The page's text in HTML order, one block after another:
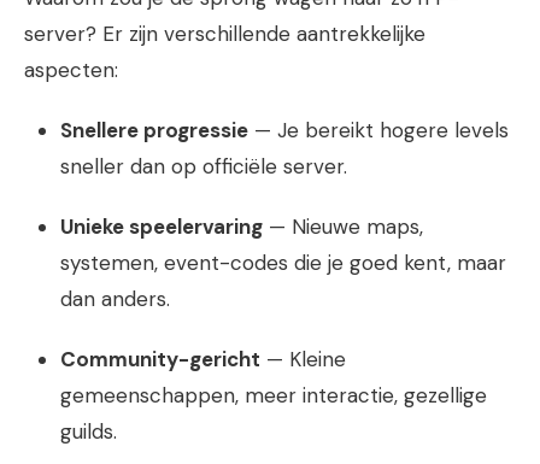
server? Er zijn verschillende aantrekkelijke
aspecten:
Snellere progressie — Je bereikt hogere levels
sneller dan op officiële server.
Unieke speelervaring — Nieuwe maps,
systemen, event-codes die je goed kent, maar
dan anders.
Community-gericht — Kleine
gemeenschappen, meer interactie, gezellige
guilds.